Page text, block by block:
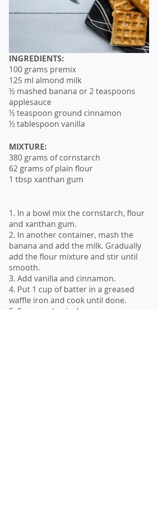
INGREDIENTS:
100 grams premix
125 ml almond milk
½ mashed banana or 2 teaspoons
applesauce
½ teaspoon ground cinnamon
½ tablespoon vanilla
MIXTURE:
380 grams of cornstarch
62 grams of plain flour
1 tbsp xanthan gum
1. In a bowl mix the cornstarch, flour
and xanthan gum.
2. In another container, mash the
banana and add the milk. Gradually
add the flour mixture and stir until
smooth.
3. Add vanilla and cinnamon.
4. Put 1 cup of batter in a greased
waffle iron and cook until done.
5. Serve and enjoy!